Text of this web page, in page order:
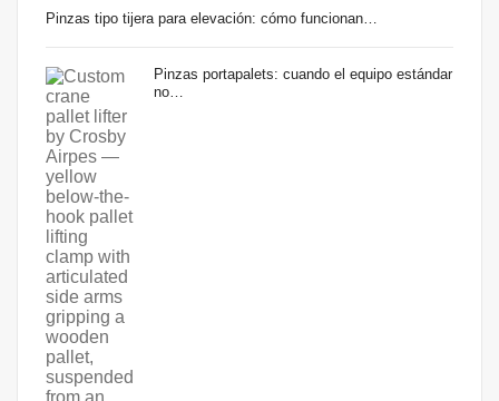
Pinzas tipo tijera para elevación: cómo funcionan…
Pinzas portapalets: cuando el equipo estándar
no…